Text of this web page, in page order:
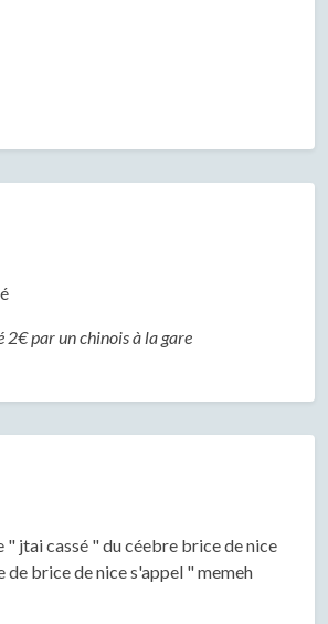
2€ par un chinois à la gare
" jtai cassé " du céebre brice de nice
de brice de nice s'appel " memeh